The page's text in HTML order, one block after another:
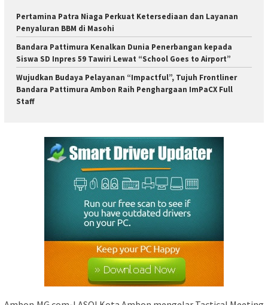
Pertamina Patra Niaga Perkuat Ketersediaan dan Layanan
Penyaluran BBM di Masohi
Bandara Pattimura Kenalkan Dunia Penerbangan kepada
Siswa SD Inpres 59 Tawiri Lewat “School Goes to Airport”
Wujudkan Budaya Pelayanan “Impactful”, Tujuh Frontliner
Bandara Pattimura Ambon Raih Penghargaan ImPaCX Full
Staff